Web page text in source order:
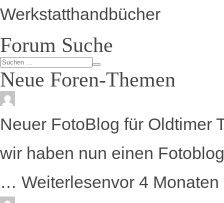
Werkstatthandbücher
Forum Suche
Neue Foren-Themen
Neuer FotoBlog für Oldtimer
wir haben nun einen
… Weiterlesenvor 4 Monaten